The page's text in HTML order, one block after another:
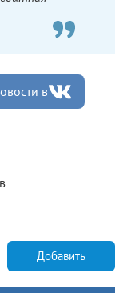
в
Добавить